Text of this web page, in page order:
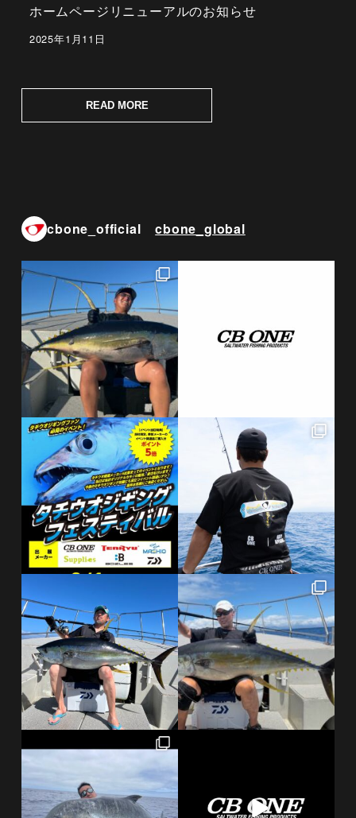
ホームページリニューアルのお知らせ
投稿日
2025年1月11日
READ MORE
cbone_official cbone_global